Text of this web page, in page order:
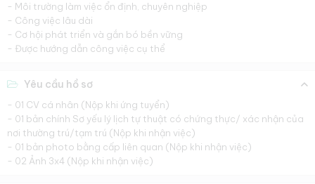
- Môi trường làm việc ổn định, chuyên nghiệp
- Công việc lâu dài
- Cơ hội phát triển và gắn bó bền vững
- Được hướng dẫn công việc cụ thể
Yêu cầu hồ sơ
- 01 CV cá nhân (Nộp khi ứng tuyển)
- 01 bản chính Sơ yếu lý lịch tự thuật có chứng thực/ xác nhận của
nơi thường trú/tạm trú (Nộp khi nhận việc)
- 01 bản photo bằng cấp liên quan (Nộp khi nhận việc)
- 02 Ảnh 3x4 (Nộp khi nhận việc)